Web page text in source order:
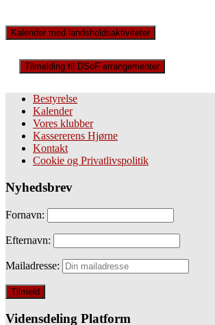
Kalender med landsholdsaktiviteter
Tilmelding til DSoF arrangementer
Bestyrelse
Kalender
Vores klubber
Kassererens Hjørne
Kontakt
Cookie og Privatlivspolitik
Nyhedsbrev
Fornavn:
Efternavn:
Mailadresse:
Vidensdeling Platform